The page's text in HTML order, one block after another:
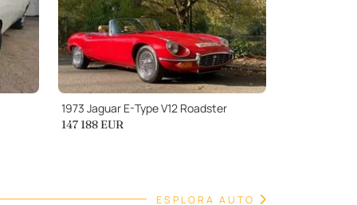
1973 Jaguar E-Type V12 Roadster
147 188 EUR
ESPLORA AUTO